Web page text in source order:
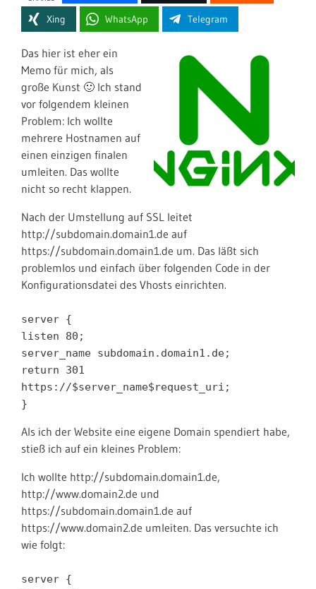
Xing WhatsApp Telegram
Das hier ist eher ein
Memo für mich, als
große Kunst 🙂 Ich stand
vor folgendem kleinen
Problem: Ich wollte
mehrere Hostnamen auf
einen einzigen finalen
umleiten. Das wollte
nicht so recht klappen.
Nach der Umstellung auf SSL leitet
http://subdomain.domain1.de auf
https://subdomain.domain1.de um. Das läßt sich
problemlos und einfach über folgenden Code in der
Konfigurationsdatei des Vhosts einrichten.
server {
listen 80;
server_name subdomain.domain1.de;
return 301
https://$server_name$request_uri;
}
Als ich der Website eine eigene Domain spendiert habe,
stieß ich auf ein kleines Problem:
Ich wollte http://subdomain.domain1.de,
http://www.domain2.de und
https://subdomain.domain1.de auf
https://www.domain2.de umleiten. Das versuchte ich
wie folgt:
server {